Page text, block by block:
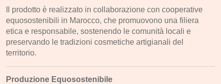
Regali, Souvenir e Accessori
Radici, Semi e Erbe Ayurvediche
Causa Palestinese
Ingrosso
Il prodotto è realizzato in collaborazione con cooperative
equosostenibili in Marocco, che promuovono una filiera
etica e responsabile, sostenendo le comunità locali e
preservando le tradizioni cosmetiche artigianali del
territorio.
Produzione Equosostenibile